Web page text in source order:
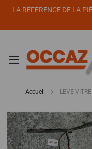
LA RÉFÉRENCE DE LA
Accueil LEVE
Passer
à
la
fin
Panneau de gestion des